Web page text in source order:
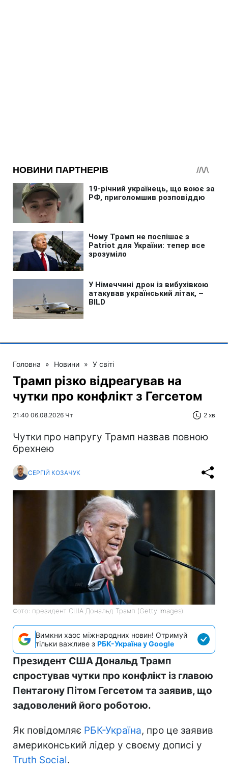
Головна » Новини » У світі
Трамп різко відреагував на
чутки про конфлікт з Гегсетом
21:40 06.08.2026 Чт 2 хв
Чутки про напругу Трамп назвав повною
брехнею
СЕРГІЙ КОЗАЧУК
Фото: президент США Дональд Трамп (Getty Images)
Вимкни хаос міжнародних новин! Отримуй
тільки важливе з РБК-Україна у Google
Президент США Дональд Трамп
спростував чутки про конфлікт із главою
Пентагону Пітом Гегсетом та заявив, що
задоволений його роботою.
Як повідомляє РБК-Україна, про це заявив
америконський лідер у своєму дописі у
Truth Social.